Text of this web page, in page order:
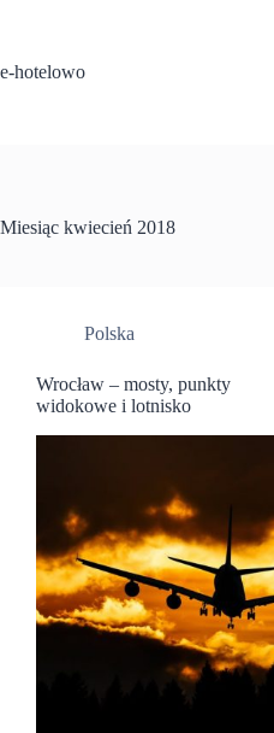
e-hotelowo
Miesiąc kwiecień 2018
Polska
Wrocław – mosty, punkty
widokowe i lotnisko